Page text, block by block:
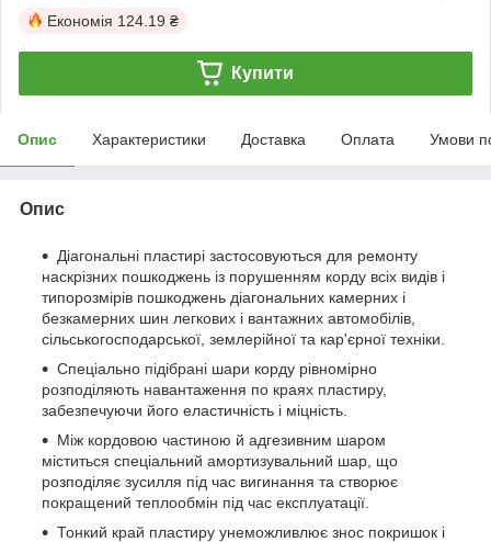
Економія 124.19 ₴
Купити
Опис Характеристики Доставка Оплата Умови
Опис
Діагональні пластирі застосовуються для ремонту
наскрізних пошкоджень із порушенням корду всіх видів і
типорозмірів пошкоджень діагональних камерних і
безкамерних шин легкових і вантажних автомобілів,
сільськогосподарської, землерійної та кар'єрної техніки.
Спеціально підібрані шари корду рівномірно
розподіляють навантаження по краях пластиру,
забезпечуючи його еластичність і міцність.
Між кордовою частиною й адгезивним шаром
міститься спеціальний амортизувальний шар, що
розподіляє зусилля під час вигинання та створює
покращений теплообмін під час експлуатації.
Тонкий край пластиру унеможливлює знос покришок і